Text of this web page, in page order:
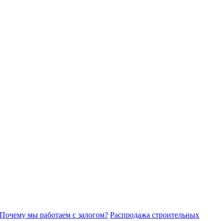
Почему мы работаем с залогом? Распродажа строительных